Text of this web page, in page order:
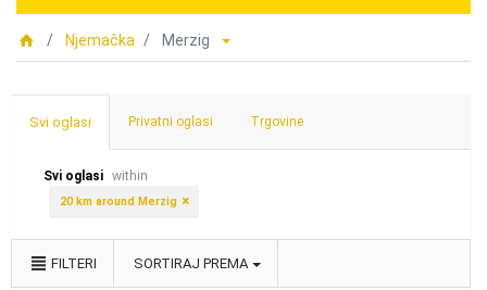
Njemačka Merzig
Svi oglasi Privatni oglasi Trgovine
Svi oglasi within
20 km around Merzig
FILTERI SORTIRAJ PREMA